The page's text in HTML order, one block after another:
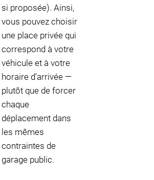
si proposée). Ainsi,
vous pouvez choisir
une place privée qui
correspond à votre
véhicule et à votre
horaire d’arrivée —
plutôt que de forcer
chaque
déplacement dans
les mêmes
contraintes de
garage public.